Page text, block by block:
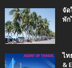
จัด
พัก
ไท
&